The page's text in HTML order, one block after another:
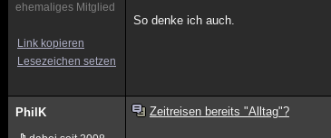
ehemaliges Mitglied
Link kopieren
Lesezeichen setzen
So denke ich auch.
PhilK Zeitreisen bereits "Alltag"?